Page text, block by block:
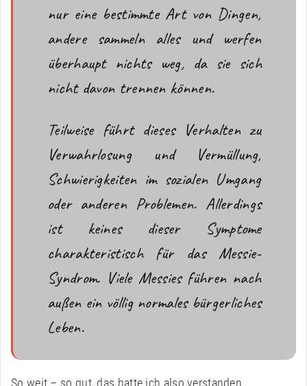
nur eine bestimmte Art von Dingen,
andere sammeln alles und werfen
überhaupt nichts weg, da sie sich
nicht davon trennen können.
Teilweise führt dieses Verhalten zu
Verwahrlosung und Vermüllung,
Schwierigkeiten im sozialen Umgang
oder anderen Problemen. Allerdings
ist keines dieser Symptome
charakteristisch für das Messie-
Syndrom. Viele Messies führen nach
außen ein völlig normales bürgerliches
Leben.
So weit – so gut, das hatte ich also verstanden..